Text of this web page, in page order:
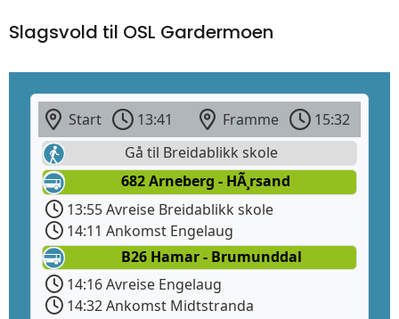
Slagsvold til OSL Gardermoen
Start 13:41 Framme
15:32
Gå til Breidablikk skole
682 Arneberg - HÃ¸rsand
13:55 Avreise Breidablikk skole
14:11 Ankomst Engelaug
B26 Hamar - Brumunddal
14:16 Avreise Engelaug
14:32 Ankomst Midtstranda